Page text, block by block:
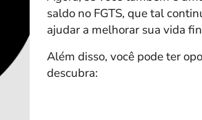
saldo no FGTS, que tal
ajudar a melhorar sua vida
Além disso, você pode ter
descubra: